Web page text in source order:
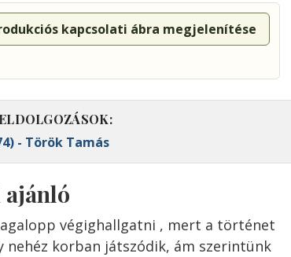
kapcsolati ábra megjelenítése
- Török Tamás
végighallgatni , mert a történet
nehéz korban játszódik, ám szerintünk